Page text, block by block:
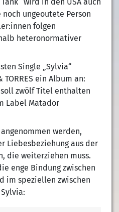
ungeoutete Person
folgen
heteronormativer
Single „Sylvia“
ein Album an:
soll zwölf Titel enthalten
Label Matador
werden,
Liebesbeziehung aus der
die weiterziehen muss.
enge Bindung zwischen
im speziellen zwischen
Sylvia: